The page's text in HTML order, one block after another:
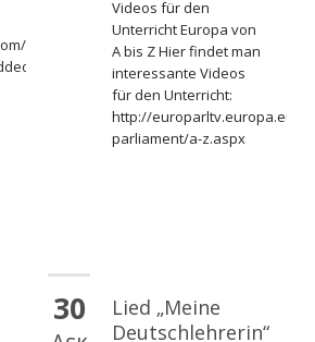
watch?
Videos für den
Unterricht Europa von
A bis Z Hier findet man
interessante Videos
für den Unterricht:
http://europarltv.europa.eu/
parliament/a-z.aspx
30
Lied „Meine
Deutschlehrerin“